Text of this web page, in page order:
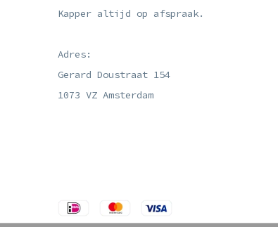
Kapper altijd op afspraak.
Adres:
Gerard Doustraat 154
1073 VZ Amsterdam